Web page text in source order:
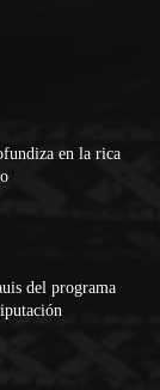
en la rica
del programa